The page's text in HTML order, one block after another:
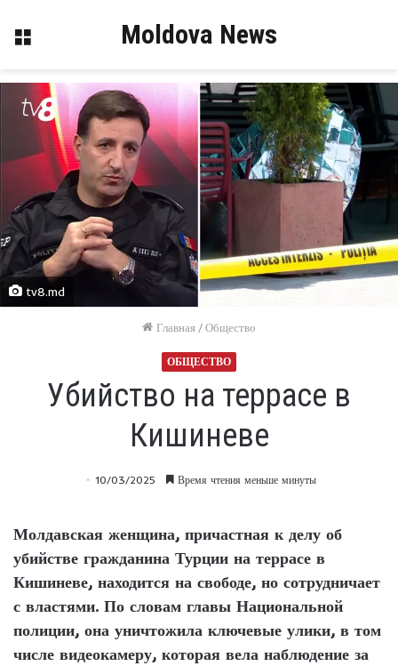
Меню Moldova News
tv8.md
Главная /Общество
ОБЩЕСТВО
Убийство на террасе в
Кишиневе
10/03/2025 Время чтения меньше минуты
Молдавская женщина, причастная к делу об
убийстве гражданина Турции на террасе в
Кишиневе, находится на свободе, но сотрудничает
с властями. По словам главы Национальной
полиции, она уничтожила ключевые улики, в том
числе видеокамеру, которая вела наблюдение за